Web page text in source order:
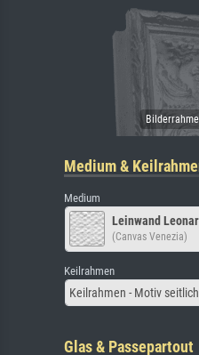
Medium &
Medium
Leinwand
(Canvas Venezia)
Keilrahmen
Keilrahmen - Motiv
Glas & Passepartout